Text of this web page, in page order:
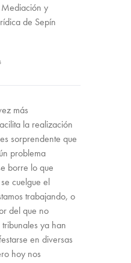
y
de Sepín
más
la realización
sorprendente que
problema
borre lo que
cuelgue el
trabajando, o
del que no
ya han
en diversas
hoy nos